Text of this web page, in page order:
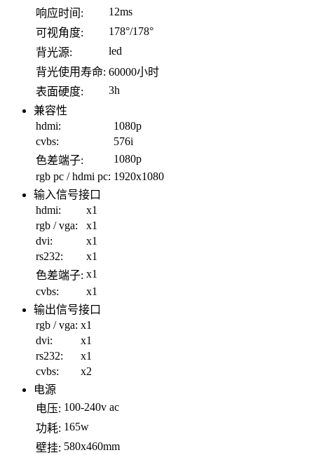
响应时间:
12ms
可视角度:
178°/178°
背光源:
led
背光使用寿命: 60000小时
表面硬度:
3h
兼容性
hdmi:
1080p
cvbs:
576i
色差端子:
1080p
rgb pc / hdmi pc: 1920x1080
输入信号接口
hdmi:
x1
rgb / vga:
x1
dvi:
x1
rs232:
x1
色差端子: x1
cvbs:
x1
输出信号接口
rgb / vga: x1
dvi:
x1
rs232:
x1
cvbs:
x2
电源
电压: 100-240v ac
功耗: 165w
壁挂: 580x460mm